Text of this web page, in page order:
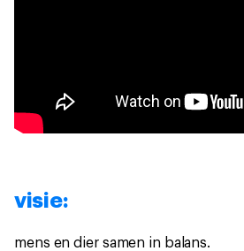
visie:
mens en dier samen in balans.